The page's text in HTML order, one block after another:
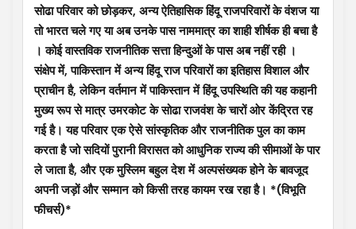
सोढा परिवार को छोड़कर, अन्य ऐतिहासिक हिंदू राजपरिवारों के वंशज या
तो भारत चले गए या अब उनके पास नाममात्र का शाही शीर्षक ही बचा है
। कोई वास्तविक राजनीतिक सत्ता हिन्दुओं के पास अब नहीं रही ।
संक्षेप में, पाकिस्तान में अन्य हिंदू राज परिवारों का इतिहास विशाल और
प्राचीन है, लेकिन वर्तमान में पाकिस्तान में हिंदू उपस्थिति की यह कहानी
मुख्य रूप से मात्र उमरकोट के सोढा राजवंश के चारों ओर केंद्रित रह
गई है। यह परिवार एक ऐसे सांस्कृतिक और राजनीतिक पुल का काम
करता है जो सदियों पुरानी विरासत को आधुनिक राज्य की सीमाओं के पार
ले जाता है, और एक मुस्लिम बहुल देश में अल्पसंख्यक होने के बावजूद
अपनी जड़ों और सम्मान को किसी तरह कायम रख रहा है। *(विभूति
फीचर्स)*